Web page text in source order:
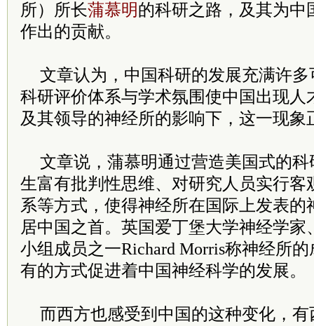
所）所长蒲慕明的科研之路，及其为中
作出的贡献。
文章认为，中国科研的发展充满许
科研评价体系与学术氛围使中国出现人
及其领导的神经所的影响下，这一现象
文章说，蒲慕明通过营造美国式的
生富有批判性思维、对研究人员实行客
系等方式，使得神经所在国际上发表的
居中国之首。英国爱丁堡大学神经学家
小组成员之一Richard Morris称神经所
有的方式促进着中国神经科学的发展。
而西方也感受到中国的这种变化，